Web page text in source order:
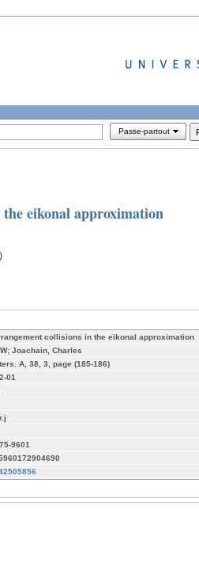
Passe-partout
eikonal approximation
collisions in the eikonal approximation
Joachain, Charles
A, 38, 3, page (185-186)
01
9601